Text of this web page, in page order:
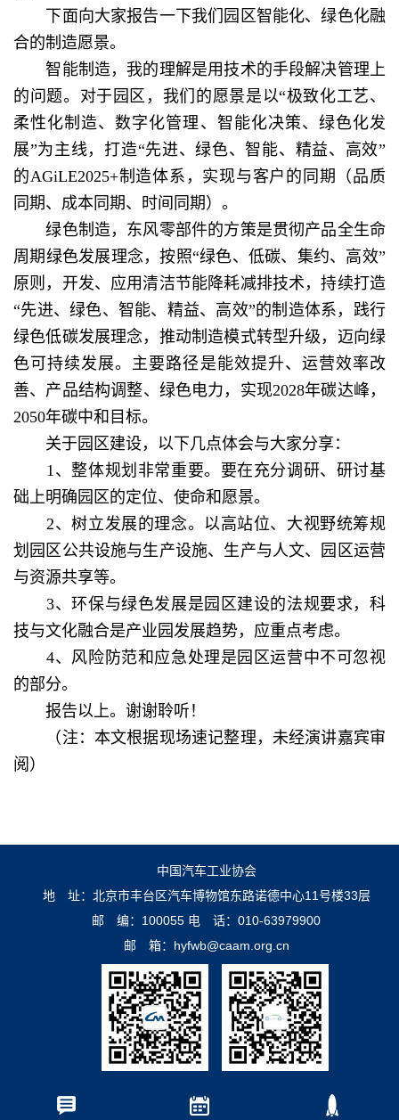
下面向大家报告一下我们园区智能化、绿色化融
合的制造愿景。
智能制造，我的理解是用技术的手段解决管理上
的问题。对于园区，我们的愿景是以“极致化工艺、
柔性化制造、数字化管理、智能化决策、绿色化发
展”为主线，打造“先进、绿色、智能、精益、高效”
的AGiLE2025+制造体系，实现与客户的同期（品质
同期、成本同期、时间同期）。
绿色制造，东风零部件的方策是贯彻产品全生命
周期绿色发展理念，按照“绿色、低碳、集约、高效”
原则，开发、应用清洁节能降耗减排技术，持续打造
“先进、绿色、智能、精益、高效”的制造体系，践行
绿色低碳发展理念，推动制造模式转型升级，迈向绿
色可持续发展。主要路径是能效提升、运营效率改
善、产品结构调整、绿色电力，实现2028年碳达峰，
2050年碳中和目标。
关于园区建设，以下几点体会与大家分享：
1、整体规划非常重要。要在充分调研、研讨基
础上明确园区的定位、使命和愿景。
2、树立发展的理念。以高站位、大视野统筹规
划园区公共设施与生产设施、生产与人文、园区运营
与资源共享等。
3、环保与绿色发展是园区建设的法规要求，科
技与文化融合是产业园发展趋势，应重点考虑。
4、风险防范和应急处理是园区运营中不可忽视
的部分。
报告以上。谢谢聆听！
（注：本文根据现场速记整理，未经演讲嘉宾审
阅）
中国汽车工业协会
地 址：北京市丰台区汽车博物馆东路诺德中心11号楼33层
邮 编：100055 电 话：010-63979900
邮 箱：hyfwb@caam.org.cn